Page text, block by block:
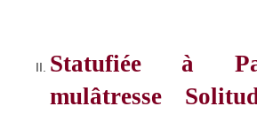
Statufiée à
mulâtresse